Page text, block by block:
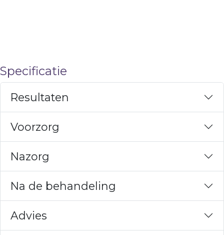
Specificatie
Resultaten
Voorzorg
Nazorg
Na de behandeling
Advies